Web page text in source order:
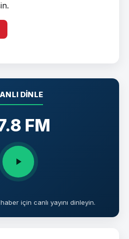
DINLE
FM
için canlı yayını dinleyin.